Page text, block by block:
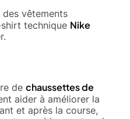
vêtements
technique Nike
de chaussettes de
aider à améliorer la
et après la course,